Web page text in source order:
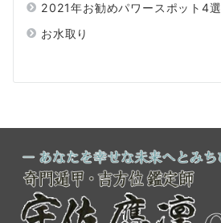
2021年お勧めパワースポット4選
お水取り